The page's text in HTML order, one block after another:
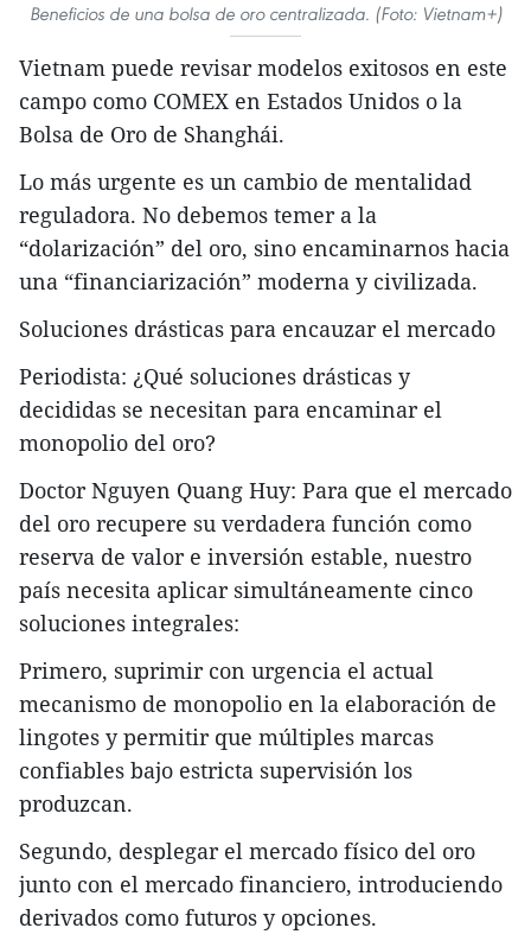
Beneficios de una bolsa de oro centralizada. (Foto: Vietnam+)
Vietnam puede revisar modelos exitosos en este
campo como COMEX en Estados Unidos o la
Bolsa de Oro de Shanghái.
Lo más urgente es un cambio de mentalidad
reguladora. No debemos temer a la
“dolarización” del oro, sino encaminarnos hacia
una “financiarización” moderna y civilizada.
Soluciones drásticas para encauzar el mercado
Periodista: ¿Qué soluciones drásticas y
decididas se necesitan para encaminar el
monopolio del oro?
Doctor Nguyen Quang Huy: Para que el mercado
del oro recupere su verdadera función como
reserva de valor e inversión estable, nuestro
país necesita aplicar simultáneamente cinco
soluciones integrales:
Primero, suprimir con urgencia el actual
mecanismo de monopolio en la elaboración de
lingotes y permitir que múltiples marcas
confiables bajo estricta supervisión los
produzcan.
Segundo, desplegar el mercado físico del oro
junto con el mercado financiero, introduciendo
derivados como futuros y opciones.